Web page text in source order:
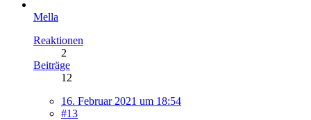
Mella
Reaktionen
2
Beiträge
12
16. Februar 2021 um 18:54
#13